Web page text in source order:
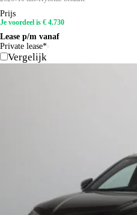
Prijs
Je voordeel is € 4.730
Lease p/m vanaf
Private lease*
Vergelijk